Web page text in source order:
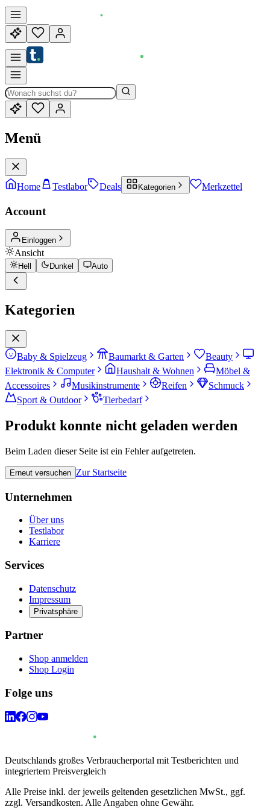
Menü
Home Testlabor Deals Kategorien Merkzettel
Account
Einloggen
Ansicht
Hell Dunkel Auto
Kategorien
Baby & Spielzeug Baumarkt & Garten
Beauty
Elektronik & Computer
Haushalt & Wohnen
Möbel &
Accessoires
Musikinstrumente Reifen
Schmuck
Sport & Outdoor
Tierbedarf
Produkt konnte nicht geladen werden
Beim Laden dieser Seite ist ein Fehler aufgetreten.
Erneut versuchen Zur Startseite
Unternehmen
Über uns
Testlabor
Karriere
Services
Datenschutz
Impressum
Privatsphäre
Partner
Shop anmelden
Shop Login
Folge uns
Deutschlands großes Verbraucherportal mit Testberichten und
integriertem Preisvergleich
Alle Preise inkl. der jeweils geltenden gesetzlichen MwSt., ggf.
zzgl. Versandkosten. Alle Angaben ohne Gewähr.